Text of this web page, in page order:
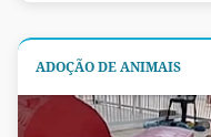
ADOÇÃO DE ANIMAIS